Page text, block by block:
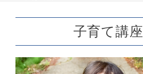
子育て講座